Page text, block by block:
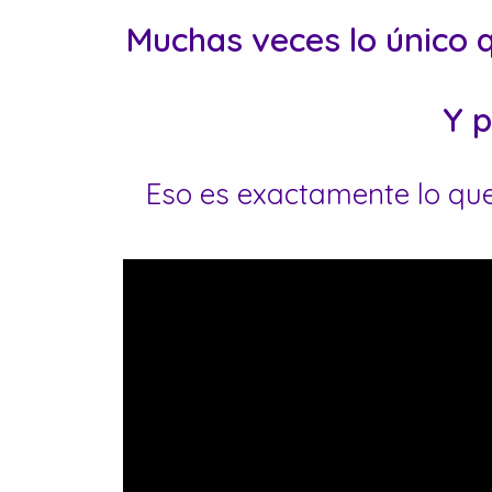
Muchas veces lo único
Y
Eso es exactamente lo